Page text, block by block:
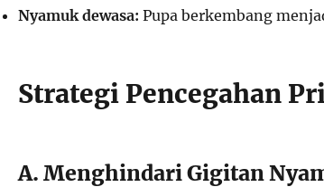
Nyamuk dewasa: Pupa berkembang
Strategi Pencegahan
A. Menghindari Gigitan